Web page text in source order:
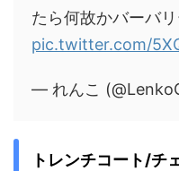
たら何故かバーバ
pic.twitter.com/
— れんこ
トレンチコート/チ